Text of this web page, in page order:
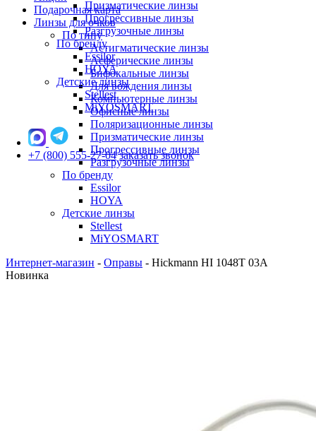
Подарочная карта
Линзы для очков
По типу
Астигматические линзы
Асферические линзы
Бифокальные линзы
Для вождения линзы
Компьютерные линзы
Офисные линзы
Поляризационные линзы
Призматические линзы
Прогрессивные линзы
Разгрузочные линзы
По бренду
Essilor
HOYA
Детские линзы
Stellest
MiYOSMART
Призматические линзы
Прогрессивные линзы
Разгрузочные линзы
По бренду
Essilor
HOYA
Детские линзы
Stellest
MiYOSMART
+7 (800) 555-27-04 заказать звонок
Интернет-магазин - Оправы - Hickmann HI 1048T 03A
Новинка